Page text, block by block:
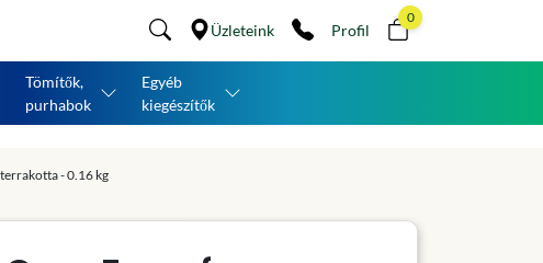
Üzleteink Profil
0
Tömítők,
purhabok
Egyéb
kiegészítők
- 0.16 kg